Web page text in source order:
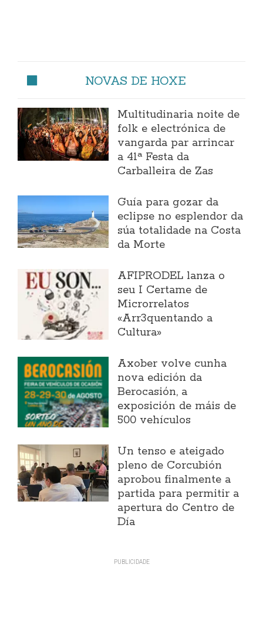
NOVAS DE HOXE
Multitudinaria noite de
folk e electrónica de
vangarda par arrincar
a 41ª Festa da
Carballeira de Zas
Guía para gozar da
eclipse no esplendor da
súa totalidade na Costa
da Morte
AFIPRODEL lanza o
seu I Certame de
Microrrelatos
«Arr3quentando a
Cultura»
Axober volve cunha
nova edición da
Berocasión, a
exposición de máis de
500 vehículos
Un tenso e ateigado
pleno de Corcubión
aprobou finalmente a
partida para permitir a
apertura do Centro de
Día